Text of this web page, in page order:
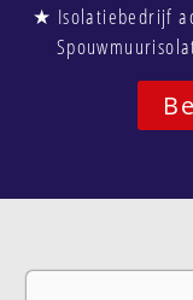
★ Isolatiebedrijf